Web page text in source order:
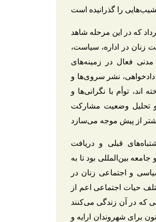
آن قرارداد که در این مرحله شاهد
در اداره، سیاست،
فعال در زمینه‌های
نشر سروی‌ها و
توأم با نگرانی‌ها و
و تحلیل وضعیت مشارکت
قبلی و دریافت
بین‌المللی بود تا به
و اجتماعی زنان در
حیات اجتماعی اعم از
که در آن زندگی می‌کنند
برای شهروندان ارایه و